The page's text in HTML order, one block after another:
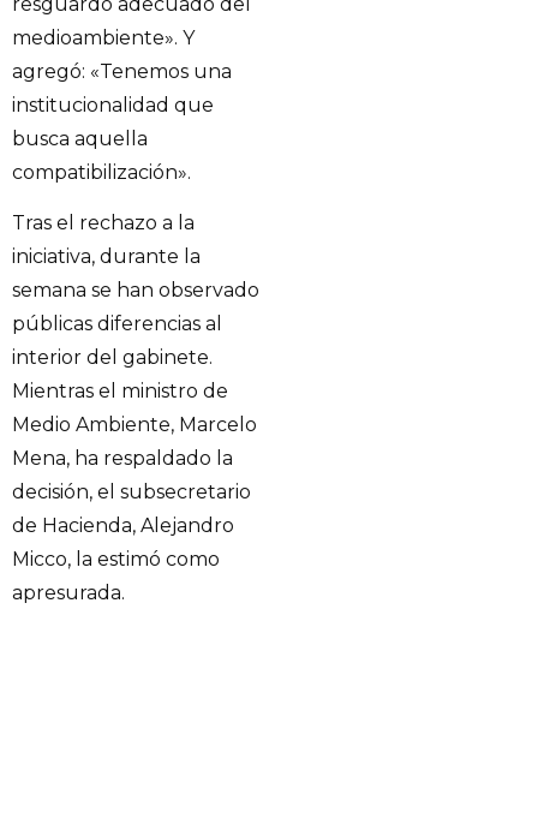
medioambiente». Y
agregó: «Tenemos una
institucionalidad que
busca aquella
compatibilización».
Tras el rechazo a la
iniciativa, durante la
semana se han observado
públicas diferencias al
interior del gabinete.
Mientras el ministro de
Medio Ambiente, Marcelo
Mena, ha respaldado la
decisión, el subsecretario
de Hacienda, Alejandro
Micco, la estimó como
apresurada.